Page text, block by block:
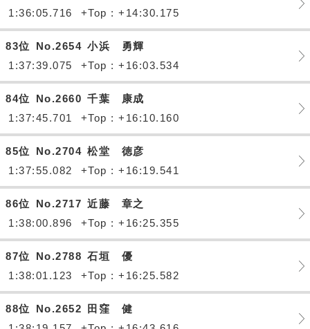
1:36:05.716
+Top : +14:30.175
83位 No.2654 小浜 勇輝
1:37:39.075
+Top : +16:03.534
84位 No.2660 千葉 康成
1:37:45.701
+Top : +16:10.160
85位 No.2704 松堂 徳彦
1:37:55.082
+Top : +16:19.541
86位 No.2717 近藤 章之
1:38:00.896
+Top : +16:25.355
87位 No.2788 石垣 優
1:38:01.123
+Top : +16:25.582
88位 No.2652
田窪 健